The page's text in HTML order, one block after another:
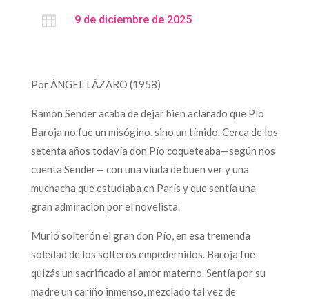
 9 de diciembre de 2025
Por ÁNGEL LÁZARO (1958)
Ramón Sender acaba de dejar bien aclarado que Pío
Baroja no fue un misógino, sino un tímido. Cerca de los
setenta años todavía don Pío coqueteaba—según nos
cuenta Sender— con una viuda de buen ver y una
muchacha que estudiaba en París y que sentía una
gran admiración por el novelista.
Murió solterón el gran don Pío, en esa tremenda
soledad de los solteros empedernidos. Baroja fue
quizás un sacrificado al amor materno. Sentía por su
madre un cariño inmenso, mezclado tal vez de